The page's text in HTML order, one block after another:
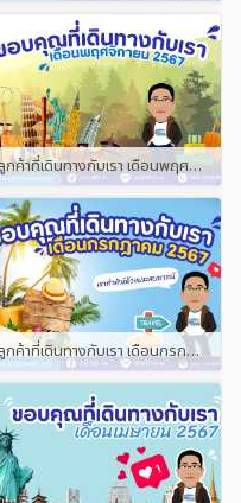
ลูกค้าที่เดินทางกับเรา เดือนพฤศจิกายน 2567
ลูกค้าที่เดินทางกับเรา เดือนกรกฎาคม 2567